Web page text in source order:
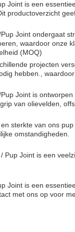
Joint is een
productoverzicht
Joint ondergaat
waardoor onze
(MOQ)
projecten
hebben.,
Joint is
van olievelden,
sterkte van ons
omstandigheden.
Pup Joint is een
Joint is een
met ons op voor